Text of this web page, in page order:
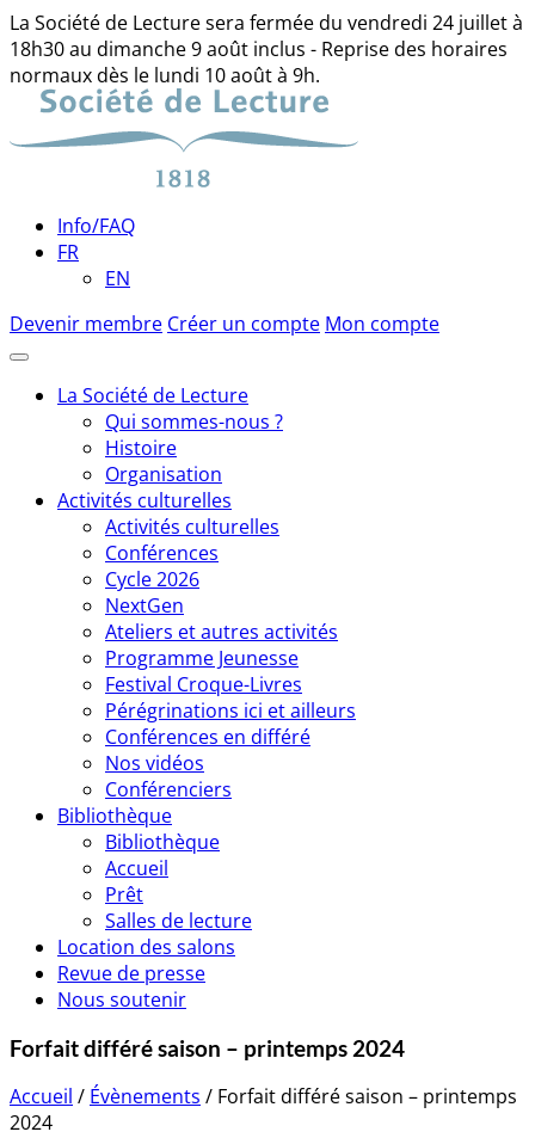
La Société de Lecture sera fermée du vendredi 24 juillet à
18h30 au dimanche 9 août inclus - Reprise des horaires
normaux dès le lundi 10 août à 9h.
Skip
content
Info/FAQ
FR
EN
Devenir membre Créer un compte Mon compte
La Société de Lecture
Qui sommes-nous ?
Histoire
Organisation
Activités culturelles
Activités culturelles
Conférences
Cycle 2026
NextGen
Ateliers et autres activités
Programme Jeunesse
Festival Croque-Livres
Pérégrinations ici et ailleurs
Conférences en différé
Nos vidéos
Conférenciers
Bibliothèque
Bibliothèque
Accueil
Prêt
Salles de lecture
Location des salons
Revue de presse
Nous soutenir
Forfait différé saison – printemps 2024
Accueil / Évènements / Forfait différé saison – printemps
2024